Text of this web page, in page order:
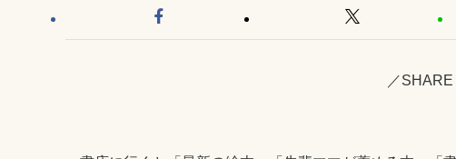
／SHARE